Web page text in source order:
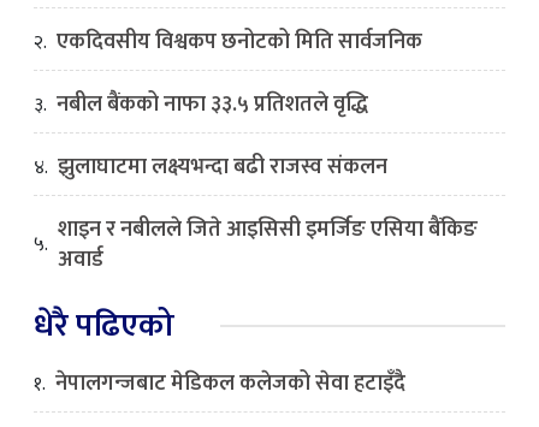
२. एकदिवसीय विश्वकप छनोटको मिति सार्वजनिक
३. नबील बैंकको नाफा ३३.५ प्रतिशतले वृद्धि
४. झुलाघाटमा लक्ष्यभन्दा बढी राजस्व संकलन
५. शाइन र नबीलले जिते आइसिसी इमर्जिङ एसिया बैंकिङ
अवार्ड
धेरै पढिएको
१. नेपालगन्जबाट मेडिकल कलेजको सेवा हटाइँदै